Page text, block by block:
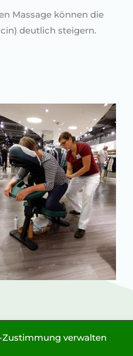
Zustimmung verwalten
Massage können die
deutlich steigern.